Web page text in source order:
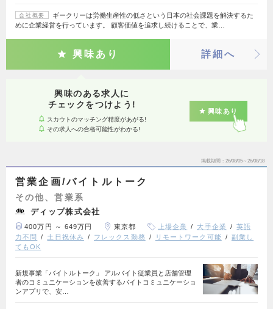
会社概要
ギークリーは労働生産性の低さという日本の社会課題を解決するた
めに企業経営を行っています。 顧客価値を追求し続けることで、業…
興味あり 詳細へ
興味のある求人に
チェックをつけよう!
スカウトのマッチング精度があがる!
その求人への合格可能性がわかる!
興味あり
掲載期間 26/08/05～26/08/18
営業企画/バイトルトーク
その他、営業系
ディップ株式会社
400万円 ～ 649万円 東京都 上場企業 大手企業
英語
力不問
土日祝休み フレックス勤務 リモートワーク可能
副業し
てもOK
新規事業「バイトルトーク」 アルバイト従業員と店舗管理
者のコミュニケーションを改善するバイトコミュニケーショ
ンアプリで、安…